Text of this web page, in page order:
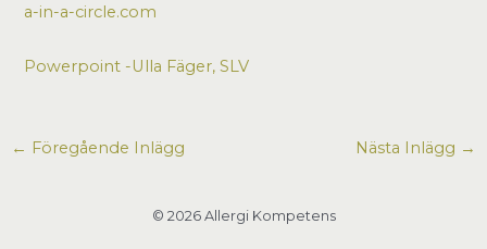
a-in-a-circle.com
Powerpoint -Ulla Fäger, SLV
← Föregående Inlägg Nästa Inlägg →
© 2026 Allergi Kompetens